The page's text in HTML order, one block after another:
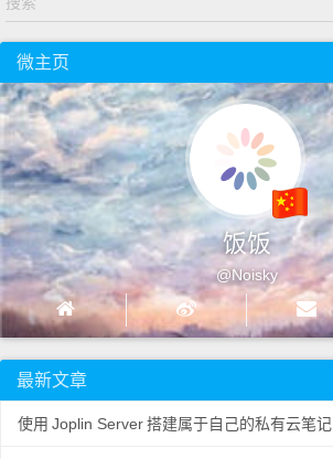
微主页
饭饭
@Noisky
最新文章
使用 Joplin Server搭建属于自己的私有云笔记